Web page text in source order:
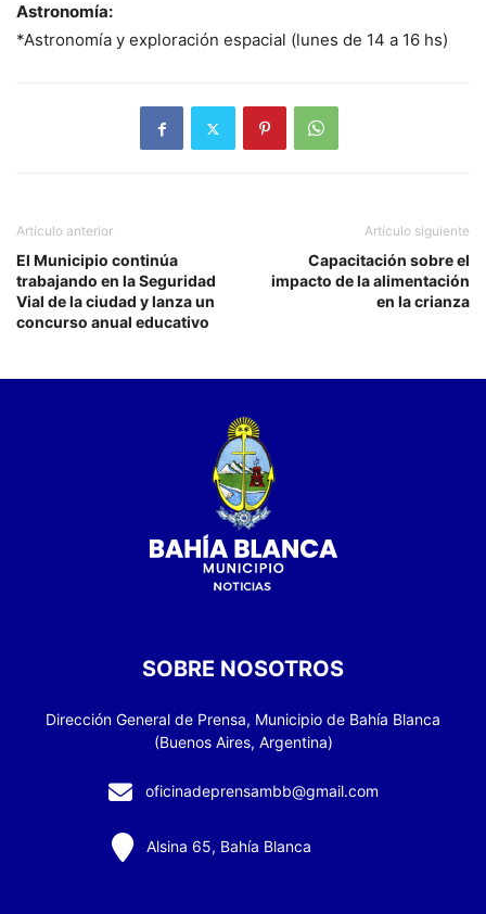
Astronomía:
*Astronomía y exploración espacial (lunes de 14 a 16 hs)
Artículo anterior
El Municipio continúa
trabajando en la Seguridad
Vial de la ciudad y lanza un
concurso anual educativo
Artículo siguiente
Capacitación sobre el
impacto de la alimentación
en la crianza
SOBRE NOSOTROS
Dirección General de Prensa, Municipio de Bahía Blanca
(Buenos Aires, Argentina)
oficinadeprensambb@gmail.com
Alsina 65, Bahía Blanca